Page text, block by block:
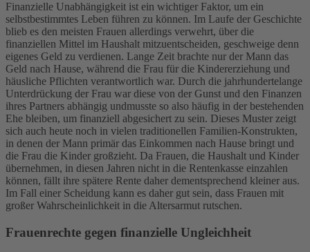
Finanzielle Unabhängigkeit ist ein wichtiger Faktor, um ein
selbstbestimmtes Leben führen zu können. Im Laufe der Geschichte
blieb es den meisten Frauen allerdings verwehrt, über die
finanziellen Mittel im Haushalt mitzuentscheiden, geschweige denn
eigenes Geld zu verdienen. Lange Zeit brachte nur der Mann das
Geld nach Hause, während die Frau für die Kindererziehung und
häusliche Pflichten verantwortlich war. Durch die jahrhundertelange
Unterdrückung der Frau war diese von der Gunst und den Finanzen
ihres Partners abhängig undmusste so also häufig in der bestehenden
Ehe bleiben, um finanziell abgesichert zu sein. Dieses Muster zeigt
sich auch heute noch in vielen traditionellen Familien-Konstrukten,
in denen der Mann primär das Einkommen nach Hause bringt und
die Frau die Kinder großzieht. Da Frauen, die Haushalt und Kinder
übernehmen, in diesen Jahren nicht in die Rentenkasse einzahlen
können, fällt ihre spätere Rente daher dementsprechend kleiner aus.
Im Fall einer Scheidung kann es daher gut sein, dass Frauen mit
großer Wahrscheinlichkeit in die Altersarmut rutschen.
Frauenrechte gegen finanzielle Ungleichheit